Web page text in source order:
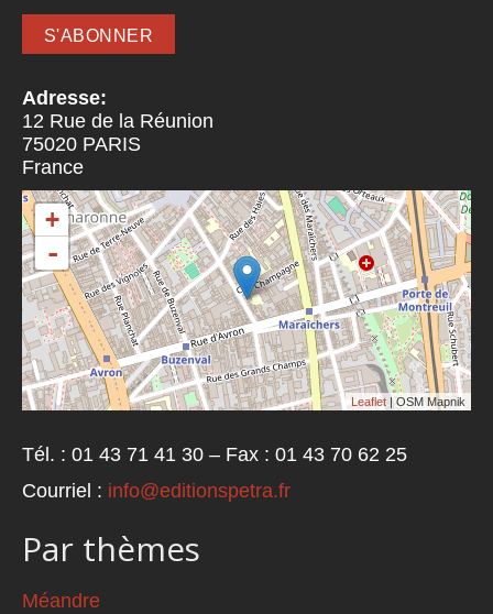
Adresse:
12 Rue de la Réunion
75020 PARIS
France
+
-
Leaflet | OSM Mapnik
Tél. : 01 43 71 41 30 – Fax : 01 43 70 62 25
Courriel : info@editionspetra.fr
Par thèmes
Méandre